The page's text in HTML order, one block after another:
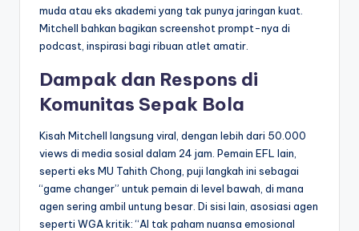
muda atau eks akademi yang tak punya jaringan kuat.
Mitchell bahkan bagikan screenshot prompt-nya di
podcast, inspirasi bagi ribuan atlet amatir.
Dampak dan Respons di
Komunitas Sepak Bola
Kisah Mitchell langsung viral, dengan lebih dari 50.000
views di media sosial dalam 24 jam. Pemain EFL lain,
seperti eks MU Tahith Chong, puji langkah ini sebagai
“game changer” untuk pemain di level bawah, di mana
agen sering ambil untung besar. Di sisi lain, asosiasi agen
seperti WGA kritik: “AI tak paham nuansa emosional